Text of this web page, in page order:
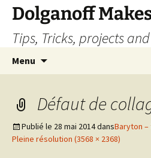
Dolganoff
Tips, Tricks, projects
Menu
Défaut de
Publié le 28 mai 2014dansBaryton
Pleine résolution (3568 × 2368)